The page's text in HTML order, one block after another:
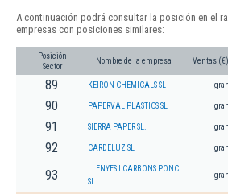
A continuación podrá consultar la posición en el
empresas con posiciones similares:
Posición
Sector
Nombre de la empresa Ventas (€)
89 KEIRON CHEMICALS SL
90 PAPERVAL PLASTICS SL
91 SIERRA PAPER SL.
92 CARDELUZ SL
93
LLENYES I CARBONS PONC
SL